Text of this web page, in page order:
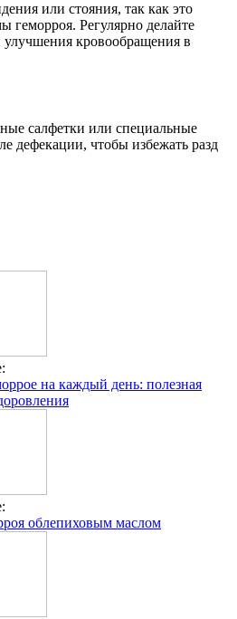
или стояния, так как это
геморроя. Регулярно делайте
кровообращения в
салфетки или специальные
дефекации, чтобы избежать разд
на каждый день: полезная
облепиховым маслом